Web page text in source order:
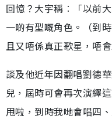
回憶？大宇稱︰「以前
一啲有型嘅角色。（到
且又唔係真正歌星，唔會
談及他近年因翻唱劉德
兒，屆時可會再次演繹
甩啦，到時我哋會唱四